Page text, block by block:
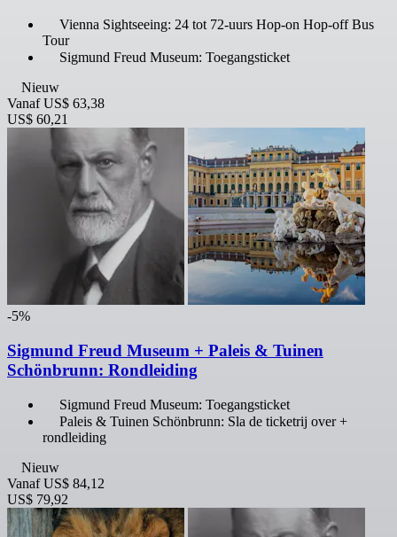
Vienna Sightseeing: 24 tot 72-uurs Hop-on Hop-off Bus
Tour
Sigmund Freud Museum: Toegangsticket
Nieuw
Vanaf US$ 63,38
US$ 60,21
-5%
Sigmund Freud Museum + Paleis & Tuinen
Schönbrunn: Rondleiding
Sigmund Freud Museum: Toegangsticket
Paleis & Tuinen Schönbrunn: Sla de ticketrij over +
rondleiding
Nieuw
Vanaf US$ 84,12
US$ 79,92